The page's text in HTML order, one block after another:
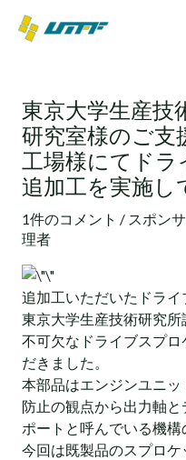
東京大学生産技
研究室様のご支
工場様にてド
追加工を実施し
1件のコメント / スポン
理者
追加工いただいたドライ
東京大学生産技術研究
不可欠なドライブスプ
だきました。
本部品はエンジンユニ
防止の観点から出力軸
ポートと呼んでいる機構
今回は既製品のスプロ
ナ
ビ
ゲ
ー
シ
ョ